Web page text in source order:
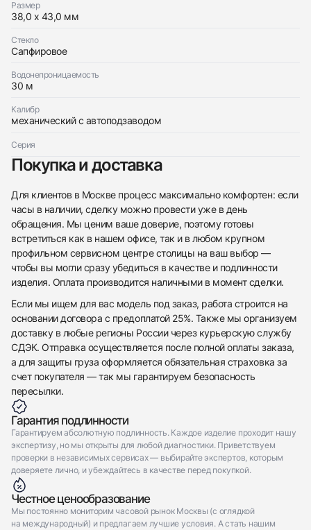
Размер
38,0 x 43,0 мм
Стекло
Сапфировое
Водонепроницаемость
30 м
Калибр
механический с автоподзаводом
Серия
Покупка и доставка
Для клиентов в Москве процесс максимально комфортен: если
часы в наличии, сделку можно провести уже в день
обращения. Мы ценим ваше доверие, поэтому готовы
встретиться как в нашем офисе, так и в любом крупном
профильном сервисном центре столицы на ваш выбор —
чтобы вы могли сразу убедиться в качестве и подлинности
изделия. Оплата производится наличными в момент сделки.
Если мы ищем для вас модель под заказ, работа строится на
основании договора с предоплатой 25%. Также мы организуем
доставку в любые регионы России через курьерскую службу
СДЭК. Отправка осуществляется после полной оплаты заказа,
а для защиты груза оформляется обязательная страховка за
счет покупателя — так мы гарантируем безопасность
пересылки.
Гарантия подлинности
Гарантируем абсолютную подлинность. Каждое изделие проходит нашу
экспертизу, но мы открыты для любой диагностики. Приветствуем
проверки в независимых сервисах — выбирайте экспертов, которым
доверяете лично, и убеждайтесь в качестве перед покупкой.
Честное ценообразование
Мы постоянно мониторим часовой рынок Москвы (с оглядкой
на международный) и предлагаем лучшие условия. А стать нашим
$19,100
Отправить заявку